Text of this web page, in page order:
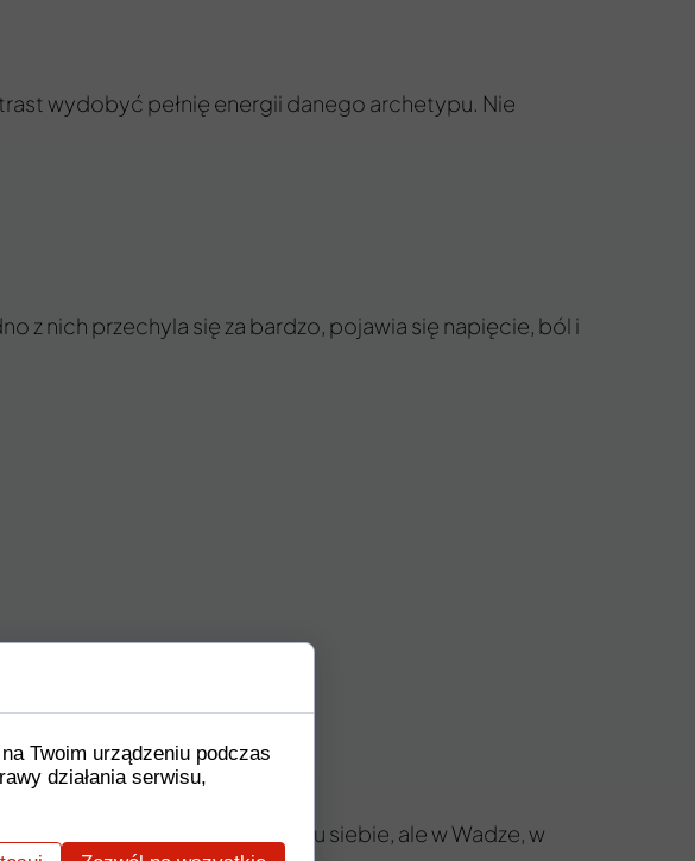
wydobyć pełnię energii danego archetypu. Nie
z nich przechyla się za bardzo, pojawia się napięcie, ból i
nie.
Podczas Nowiu również była u siebie, ale w Wadze, w
Twoim urządzeniu podczas
działania serwisu,